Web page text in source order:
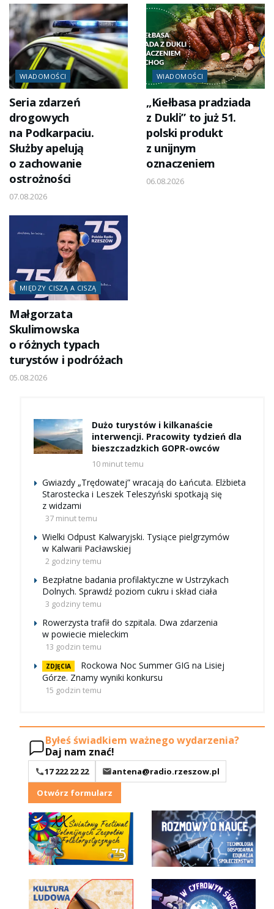
WIADOMOŚCI
Seria zdarzeń
drogowych
na Podkarpaciu.
Służby apelują
o zachowanie
ostrożności
07.08.2026
WIADOMOŚCI
„Kiełbasa pradziada
z Dukli” to już 51.
polski produkt
z unijnym
oznaczeniem
06.08.2026
MIĘDZY CISZĄ A CISZĄ
Małgorzata
Skulimowska
o różnych typach
turystów i podróżach
05.08.2026
Dużo turystów i kilkanaście
interwencji. Pracowity tydzień dla
bieszczadzkich GOPR-owców
10 minut temu
Gwiazdy „Trędowatej” wracają do Łańcuta. Elżbieta
Starostecka i Leszek Teleszyński spotkają się
z widzami
37 minut temu
Wielki Odpust Kalwaryjski. Tysiące pielgrzymów
w Kalwarii Pacławskiej
2 godziny temu
Bezpłatne badania profilaktyczne w Ustrzykach
Dolnych. Sprawdź poziom cukru i skład ciała
3 godziny temu
Rowerzysta trafił do szpitala. Dwa zdarzenia
w powiecie mieleckim
13 godzin temu
ZDJĘCIA
Rockowa Noc Summer GIG na Lisiej
Górze. Znamy wyniki konkursu
15 godzin temu
Byłeś świadkiem ważnego wydarzenia?
Daj nam znać!
17 222 22 22
antena@radio.rzeszow.pl
Otwórz formularz